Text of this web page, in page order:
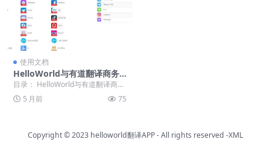
使用文档
HelloWorld与有道翻译商务
场景术语翻译准确率对比
目录： HelloWorld与有道翻译商务
场景术语翻译准确率对比：免费版
下载谁更...
5 月前 75
Copyright © 2023 helloworld翻译APP- All rights reserved -XML